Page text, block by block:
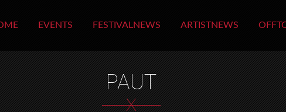
EVENTS FESTIVALNEWS ARTISTNEWS
PAUT
X